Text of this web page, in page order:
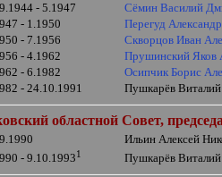
- 5.1947
Сёмин Василий
- 1.1950
Перегуд
- 7.1956
Скворцов Иван
- 4.1962
Прушинский Яков
- 6.1982
Осипчик Борис
- 24.10.1991
Пушкарёв
областной Совет,
Ильин Алексей
- 9.10.19931 Пушкарёв